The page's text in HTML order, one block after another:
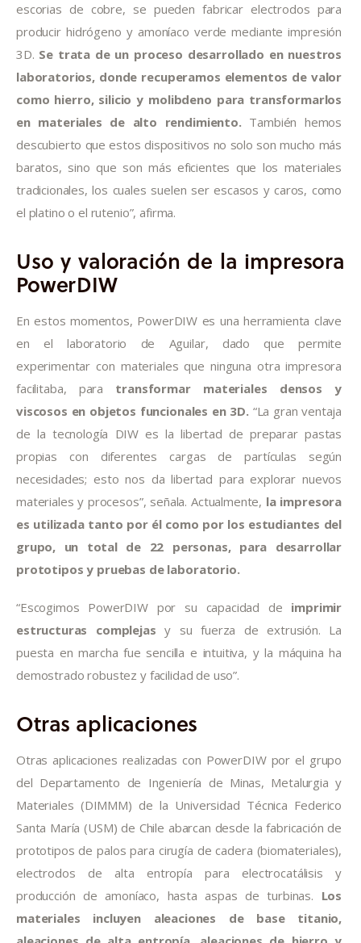
escorias de cobre, se pueden fabricar electrodos para
producir hidrógeno y amoníaco verde mediante impresión
3D. Se trata de un proceso desarrollado en nuestros
laboratorios, donde recuperamos elementos de valor
como hierro, silicio y molibdeno para transformarlos
en materiales de alto rendimiento. También hemos
descubierto que estos dispositivos no solo son mucho más
baratos, sino que son más eficientes que los materiales
tradicionales, los cuales suelen ser escasos y caros, como
el platino o el rutenio”, afirma.
Uso y valoración de la impresora
PowerDIW
En estos momentos, PowerDIW es una herramienta clave
en el laboratorio de Aguilar, dado que permite
experimentar con materiales que ninguna otra impresora
facilitaba, para transformar materiales densos y
viscosos en objetos funcionales en 3D. “La gran ventaja
de la tecnología DIW es la libertad de preparar pastas
propias con diferentes cargas de partículas según
necesidades; esto nos da libertad para explorar nuevos
materiales y procesos”, señala. Actualmente, la impresora
es utilizada tanto por él como por los estudiantes del
grupo, un total de 22 personas, para desarrollar
prototipos y pruebas de laboratorio.
“Escogimos PowerDIW por su capacidad de imprimir
estructuras complejas y su fuerza de extrusión. La
puesta en marcha fue sencilla e intuitiva, y la máquina ha
demostrado robustez y facilidad de uso”.
Otras aplicaciones
Otras aplicaciones realizadas con PowerDIW por el grupo
del Departamento de Ingeniería de Minas, Metalurgia y
Materiales (DIMMM) de la Universidad Técnica Federico
Santa María (USM) de Chile abarcan desde la fabricación de
prototipos de palos para cirugía de cadera (biomateriales),
electrodos de alta entropía para electrocatálisis y
producción de amoníaco, hasta aspas de turbinas. Los
materiales incluyen aleaciones de base titanio,